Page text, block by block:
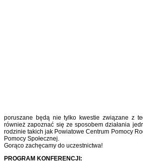
poruszane będą nie tylko kwestie związane z
również zapoznać się ze sposobem działania
rodzinie takich jak Powiatowe Centrum Pomocy
Pomocy Społecznej.
Gorąco zachęcamy do uczestnictwa!
PROGRAM KONFERENCJI: